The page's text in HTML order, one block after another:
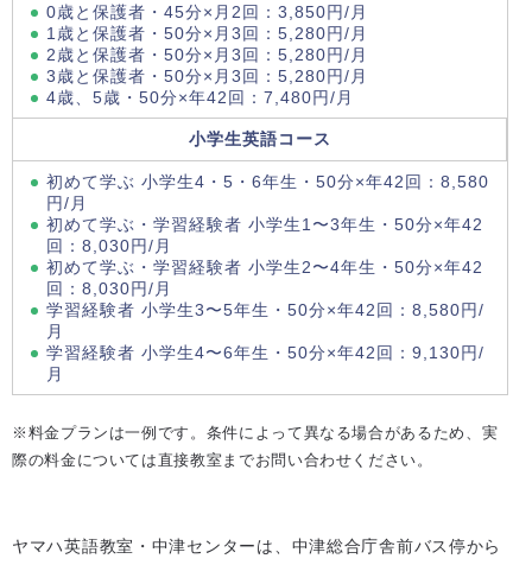
0歳と保護者・45分×月2回：3,850円/月
1歳と保護者・50分×月3回：5,280円/月
2歳と保護者・50分×月3回：5,280円/月
3歳と保護者・50分×月3回：5,280円/月
4歳、5歳・50分×年42回：7,480円/月
小学生英語コース
初めて学ぶ 小学生4・5・6年生・50分×年42回：8,580
円/月
初めて学ぶ・学習経験者 小学生1〜3年生・50分×年42
回：8,030円/月
初めて学ぶ・学習経験者 小学生2〜4年生・50分×年42
回：8,030円/月
学習経験者 小学生3〜5年生・50分×年42回：8,580円/
月
学習経験者 小学生4〜6年生・50分×年42回：9,130円/
月
※料金プランは一例です。条件によって異なる場合があるため、実
際の料金については直接教室までお問い合わせください。
ヤマハ英語教室・中津センターは、中津総合庁舎前バス停から